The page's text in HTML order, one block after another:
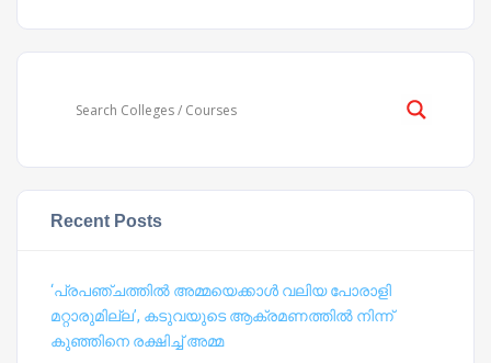
Recent Posts
‘പ്രപഞ്ചത്തില്‍ അമ്മയെക്കാള്‍ വലിയ പോരാളി
മറ്റാരുമില്ല’, കടുവയുടെ ആക്രമണത്തില്‍ നിന്ന്
കുഞ്ഞിനെ രക്ഷിച്ച് അമ്മ